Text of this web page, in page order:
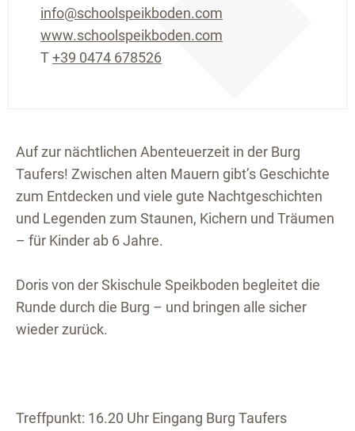
Auf zur nächtlichen Abenteuerzeit in der Burg
Taufers! Zwischen alten Mauern gibt’s Geschichte
zum Entdecken und viele gute Nachtgeschichten
und Legenden zum Staunen, Kichern und Träumen
– für Kinder ab 6 Jahre.
Doris von der Skischule Speikboden begleitet die
Runde durch die Burg – und bringen alle sicher
wieder zurück.
Treffpunkt: 16.20 Uhr Eingang Burg Taufers
info@schoolspeikboden.com
www.schoolspeikboden.com
T+39 0474 678526